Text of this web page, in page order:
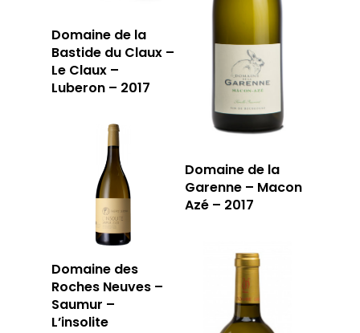
Domaine de la
Bastide du Claux –
Le Claux –
Luberon – 2017
Domaine de la
Garenne – Macon
Azé – 2017
Domaine des
Roches Neuves –
Saumur –
L’insolite